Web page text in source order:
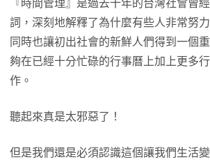
『時間管理』是過去十年的台灣社會曾
詞，深刻地解釋了為什麼有些人非常努
同時也讓初出社會的新鮮人們得到一個
夠在已經十分忙碌的行事曆上加上更多
作。
聽起來真是太邪惡了！
但是我們還是必須認識這個讓我們生活